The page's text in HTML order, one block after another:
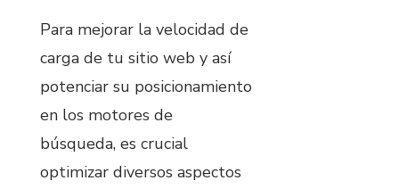
Para mejorar la velocidad de
carga de tu sitio web y así
potenciar su posicionamiento
en los motores de
búsqueda, es crucial
optimizar diversos aspectos